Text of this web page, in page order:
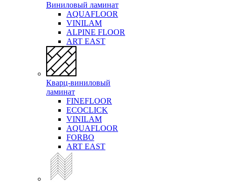
Виниловый ламинат
AQUAFLOOR
VINILAM
ALPINE FLOOR
ART EAST
Кварц-виниловый
ламинат
FINEFLOOR
ECOCLICK
VINILAM
AQUAFLOOR
FORBO
ART EAST